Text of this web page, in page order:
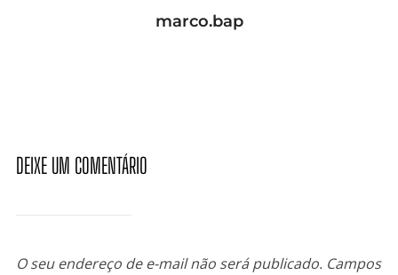
marco.bap
DEIXE UM COMENTÁRIO
O seu endereço de e-mail não será publicado. Campos